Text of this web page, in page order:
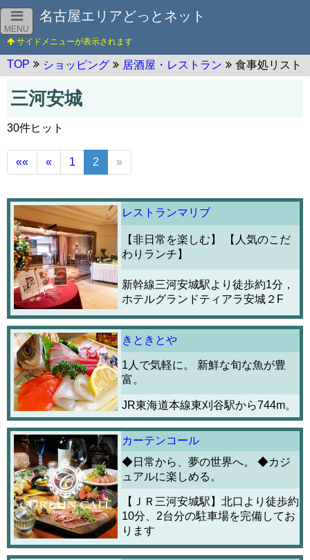
MENU
名古屋エリアどっとネット
TOP ショッピング 居酒屋・レストラン 食事処リスト
三河安城
30件ヒット
«« « 1 2 »
レストランマリブ
【非日常を楽しむ】 【人気のこだ
わりランチ】
新幹線三河安城駅より徒歩約1分，
ホテルグランドティアラ安城２F
きときとや
1人で気軽に。 新鮮な旬な魚が豊
富。
JR東海道本線東刈谷駅から744m。
カーテンコール
◆日常から、夢の世界へ。 ◆カジ
ュアルに楽しめる。
【ＪＲ三河安城駅】北口より徒歩約
10分、2台分の駐車場を完備してお
ります